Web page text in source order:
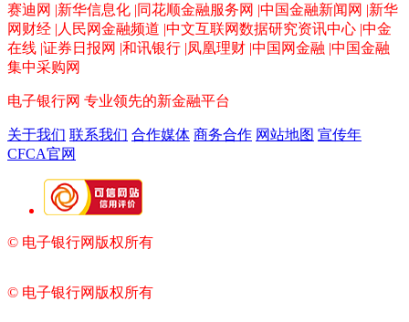
赛迪网 |新华信息化 |同花顺金融服务网 |中国金融新闻网 |新华
网财经 |人民网金融频道 |中文互联网数据研究资讯中心 |中金
在线 |证券日报网 |和讯银行 |凤凰理财 |中国网金融 |中国金融
集中采购网
电子银行网 专业领先的新金融平台
关于我们 联系我们 合作媒体 商务合作 网站地图 宣传年
CFCA官网
© 电子银行网版权所有
© 电子银行网版权所有